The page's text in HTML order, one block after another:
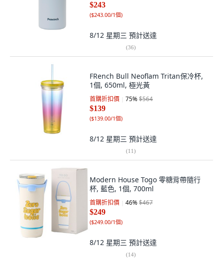
$243
($243.00/1個)
8/12 星期三 預計送達
(36)
FRench Bull Neoflam Tritan保冷杯,
1個, 650ml, 極光黃
首購折扣價 75%$564
$139
($139.00/1個)
8/12 星期三 預計送達
(11)
Modern House Togo 零糖背帶隨行
杯, 藍色, 1個, 700ml
首購折扣價 46%$467
$249
($249.00/1個)
8/12 星期三 預計送達
(14)